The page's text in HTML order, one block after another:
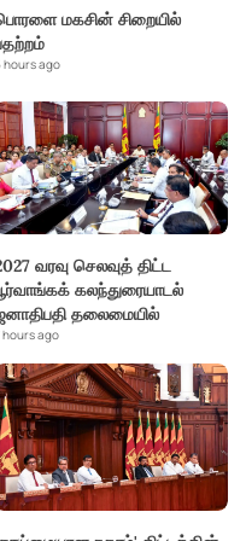
மகசின் சிறையில்
hours ago
வரவு செலவுத் திட்ட
கலந்துரையாடல்
தலைமையில்
hours ago